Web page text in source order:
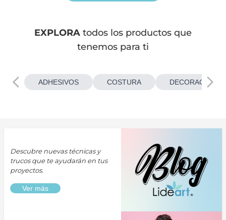
EXPLORA todos los productos que
tenemos para ti
ADHESIVOS COSTURA
Descubre nuevas técnicas y
trucos que te ayudarán en tus
proyectos.
Ver más